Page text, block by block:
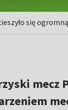
się
mecz